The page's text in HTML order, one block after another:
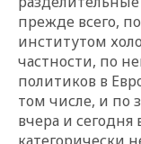
прежде всего,
институтом
частности, по
политиков в
том числе, и по
вчера и